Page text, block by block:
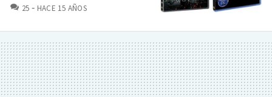
25 COMENTARIOS
HACE 15 AÑOS